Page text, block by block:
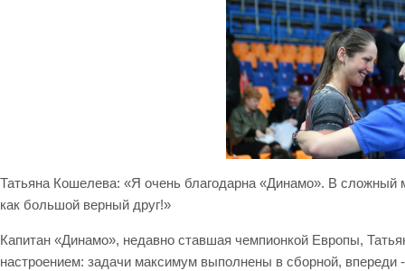
Татьяна Кошелева: «Я очень благодарна «Динамо». В
как большой верный друг!»
Капитан «Динамо», недавно ставшая чемпионкой Европы,
настроением: задачи максимум выполнены в сборной,